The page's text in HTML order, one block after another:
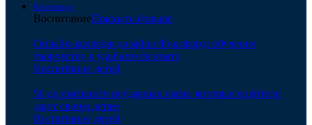
Воспитание
ВоспитаниеПоказать больше
Онлайн-колледж дизайна Фоксфорд: обучение
творчеству в удобном формате
Воспитание детей
50 до смешного неудачных имен, которые родители
дают своим детям
Воспитание детей